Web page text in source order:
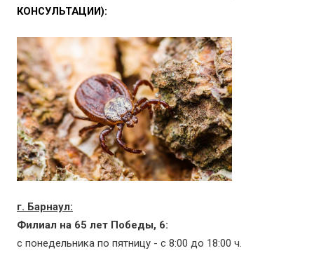
КОНСУЛЬТАЦИИ):
г. Барнаул:
Филиал на 65 лет Победы, 6:
с понедельника по пятницу - с 8:00 до 18:00 ч.